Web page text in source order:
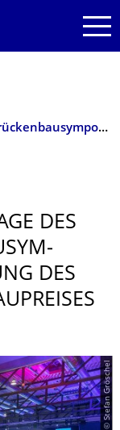
Erfolgreiche 34. Auflage des Dresdner Brückenbausymposiums und Verleihung des Deutschen Brückenbaupreises 2025
DES
DES
© Stefan Gröschel